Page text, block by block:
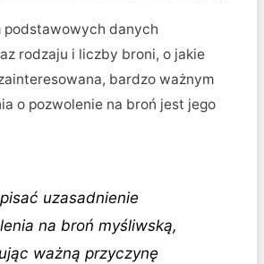
podstawowych danych
rodzaju i liczby broni, o jakie
bardzo ważnym
o pozwolenie na broń jest jego
uzasadnienie
na broń myśliwską,
ważną przyczynę